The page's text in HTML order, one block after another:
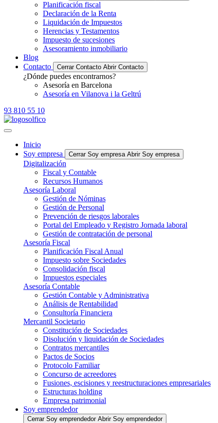
Planificación fiscal
Declaración de la Renta
Liquidación de Impuestos
Herencias y Testamentos
Impuesto de sucesiones
Asesoramiento inmobiliario
Blog
Contacto
Cerrar Contacto Abrir Contacto
¿Dónde puedes encontrarnos?
Asesoría en Barcelona
Asesoría en Vilanova i la Geltrú
93 810 55 10
Inicio
Soy empresa
Cerrar Soy empresa Abrir Soy empresa
Digitalización
Fiscal y Contable
Recursos Humanos
Asesoría Laboral
Gestión de Nóminas
Gestión de Personal
Prevención de riesgos laborales
Portal del Empleado y Registro Jornada laboral
Gestión de contratación de personal
Asesoría Fiscal
Planificación Fiscal Anual
Impuesto sobre Sociedades
Consolidación fiscal
Impuestos especiales
Asesoría Contable
Gestión Contable y Administrativa
Análisis de Rentabilidad
Consultoría Financiera
Mercantil Societario
Constitución de Sociedades
Disolución y liquidación de Sociedades
Contratos mercantiles
Pactos de Socios
Protocolo Familiar
Concurso de acreedores
Fusiones, escisiones y reestructuraciones empresariales
Estructuras holding
Empresa patrimonial
Soy emprendedor
Cerrar Soy emprendedor Abrir Soy emprendedor